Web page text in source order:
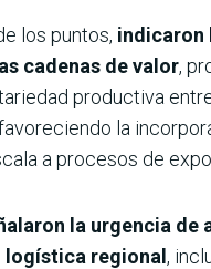
los puntos, indicaron
cadenas de valor,
productiva
la
a procesos de
la urgencia de
regional ,